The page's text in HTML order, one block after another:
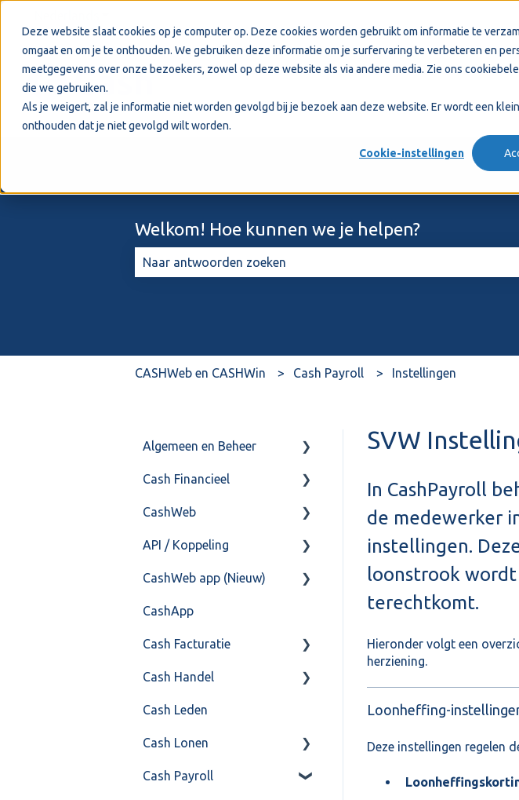
Deze website slaat cookies op je computer op. Deze cookies worden gebruikt om informatie te
omgaat en om je te onthouden. We gebruiken deze informatie om je surfervaring te verbeteren en
meetgegevens over onze bezoekers, zowel op deze website als via andere media. Zie ons
die we gebruiken.
Als je weigert, zal je informatie niet worden gevolgd bij je bezoek aan deze website. Er wordt een
onthouden dat je niet gevolgd wilt worden.
Cookie-instellingen
Welkom! Hoe kunnen we je helpen?
CASHWeb en CASHWin Cash Payroll Instellingen
SVW
In CashPayroll
de medewerker
instellingen.
loonstrook
terechtkomt.
Hieronder volgt een
herziening.
Loonheffing-
Deze instellingen regelen
Algemeen en Beheer
Bank(koppeling)
Import/Export
Postbus
Training & Consultancy
Overig
Cash Financieel
Boekhoud
Fiscaal
Overig
CashWeb
CashHero Layout
Mailen vanuit CASHWeb
Algemeen gebruik
API / Koppeling
Algemeen
Api 3.0 (SOAP API)
API 4.0 (REST API)
CashWeb app (Nieuw)
Veel gestelde vragen
CashApp
Cash Facturatie
Factureren
Instellingen
Algemeen
Formulierlayout
Cash Handel
Inkoop
Verkoop
Voorraad
Cash Leden
Cash Lonen
Algemeen
Cash Payroll